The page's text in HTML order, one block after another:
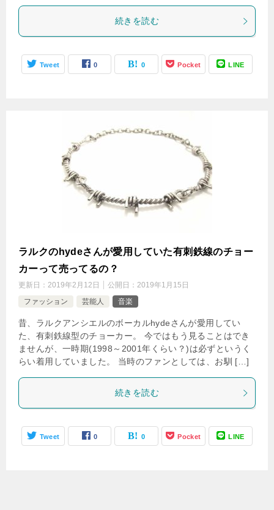
続きを読む
Tweet 0 0 Pocket LINE
ラルクのhydeさんが愛用していた有刺鉄線のチョー
カーって売ってるの？
更新日： 2019年2月12日 公開日： 2019年1月15日
ファッション
芸能人 音楽
昔、ラルクアンシエルのボーカルhydeさんが愛用してい
た、有刺鉄線型のチョーカー。 今ではもう見ることはでき
ませんが、一時期(1998～2001年くらい？)は必ずというく
らい着用していました。 当時のファンとしては、お馴 […]
続きを読む
Tweet 0 0 Pocket LINE